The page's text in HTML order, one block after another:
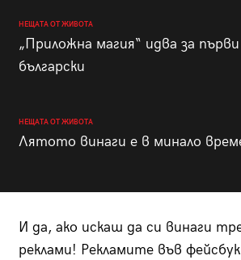
НЕЩАТА ОТ ЖИВОТА
„Приложна магия“ идва за
български
НЕЩАТА ОТ ЖИВОТА
Лятото винаги е в минало
И да, ако искаш да си винаги
реклами! Рекламите във